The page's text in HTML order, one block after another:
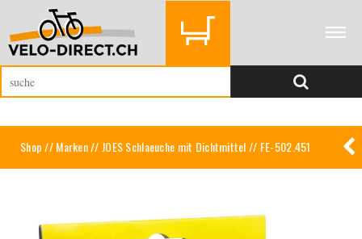
Shop//Marken// JOES Schlaeuche mit Dichtmittel// FE-502.451